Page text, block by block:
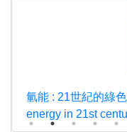
氫能 : 21世紀的綠
energy in 21st